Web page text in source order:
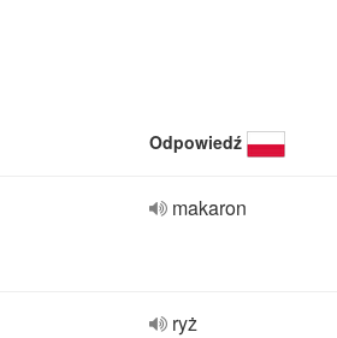
Odpowiedź
makaron
ryż